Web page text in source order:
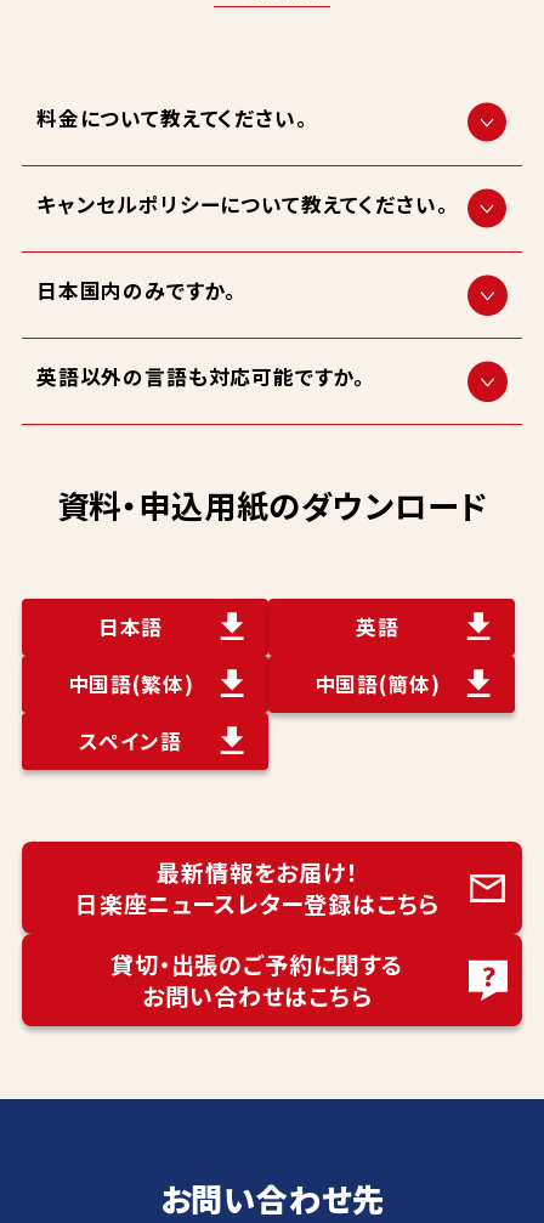
料金について教えてください。
キャンセルポリシーについて教えてください。
日本国内のみですか。
英語以外の言語も対応可能ですか。
資料・申込用紙のダウンロード
日本語
英語
中国語(繁体) 中国語(簡体)
スペイン語
最新情報をお届け！
日楽座ニュースレター登録はこちら
貸切・出張のご予約に関する
お問い合わせはこちら
お問い合わせ先